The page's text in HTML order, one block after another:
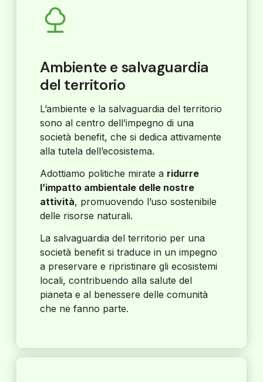
Ambiente e salvaguardia
del territorio
L’ambiente e la salvaguardia del territorio
sono al centro dell’impegno di una
società benefit, che si dedica attivamente
alla tutela dell’ecosistema.
Adottiamo politiche mirate a ridurre
l’impatto ambientale delle nostre
attività, promuovendo l’uso sostenibile
delle risorse naturali.
La salvaguardia del territorio per una
società benefit si traduce in un impegno
a preservare e ripristinare gli ecosistemi
locali, contribuendo alla salute del
pianeta e al benessere delle comunità
che ne fanno parte.